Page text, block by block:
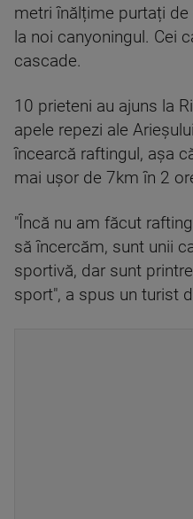
metri înălțime purtați
la noi canyoningul. Cei
cascade.
10 prieteni au ajuns la
apele repezi ale
încearcă raftingul, așa
mai ușor de 7km în 2
"Încă nu am făcut
să încercăm, sunt unii
sportivă, dar sunt
sport", a spus un turist